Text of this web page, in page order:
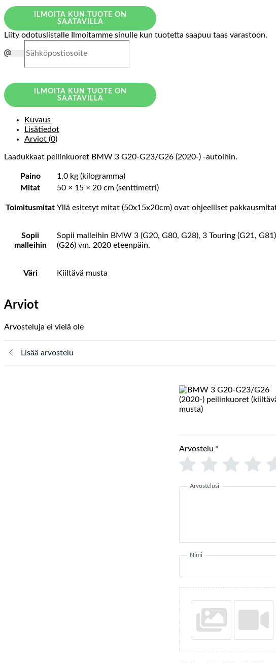
ILMOITA KUN TUOTE ON
SAATAVILLA
Liity odotuslistalle Ilmoitamme sinulle kun tuotetta saapuu taas varastoon.
ILMOITA KUN TUOTE ON
SAATAVILLA
Kuvaus
Lisätiedot
Arviot (0)
Laadukkaat peilinkuoret BMW 3 G20-G23/G26 (2020-) -autoihin.
Paino
1,0 kg (kilogramma)
Mitat
50 × 15 × 20 cm (senttimetri)
Toimitusmitat Yllä esitetyt mitat (50x15x20cm) ovat ohjeelliset
Sopii
malleihin
Sopii malleihin BMW 3 (G20, G80, G28), 3 Touring (G21,
(G26) vm. 2020 eteenpäin.
Väri Kiiltävä musta
Arviot
Arvosteluja ei vielä ole
Lisää arvostelu
Arvostelu *
Arvostelusi
Nimi